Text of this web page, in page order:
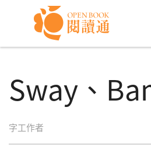
Skip to navigation
移至主內容
Sway、
字工作者